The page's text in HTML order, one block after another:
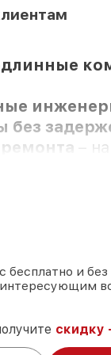
без
–
Legat
и без
скидку